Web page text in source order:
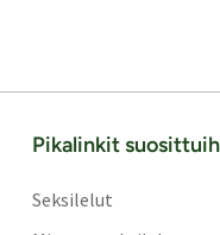
Pikalinkit
Seksilelut